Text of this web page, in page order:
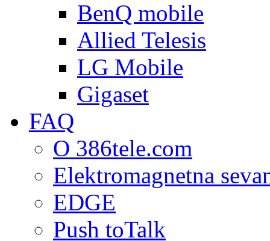
BenQ mobile
Allied Telesis
LG Mobile
Gigaset
FAQ
O 386tele.com
Elektromagnetna
EDGE
Push toTalk